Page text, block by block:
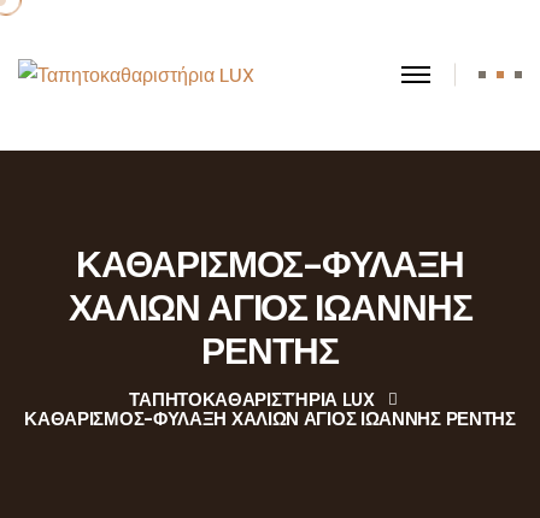
ΚΑΘΑΡΙΣΜΟΣ-ΦΥΛΑΞΗ
ΧΑΛΙΩΝ ΑΓΙΟΣ ΙΩΑΝΝΗΣ
ΡΕΝΤΗΣ
ΤΑΠΗΤΟΚΑΘΑΡΙΣΤΉΡΙΑ LUX
ΚΑΘΑΡΙΣΜΟΣ-ΦΥΛΑΞΗ ΧΑΛΙΩΝ ΑΓΙΟΣ ΙΩΑΝΝΗΣ ΡΕΝΤΗΣ